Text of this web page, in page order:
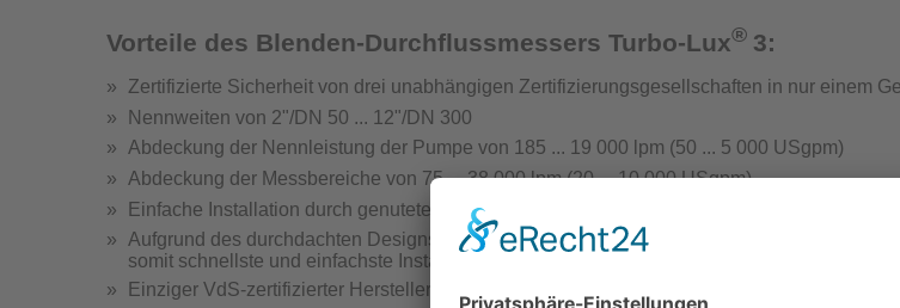
Hydrantenprüfgerät Löschwasserversorgung
Hydrantenprüfgerät Wassernetzanalysen
Hydrantenprüfgeräte für die
Vorteile des Blenden-Durchflussmessers Turbo-Lux® 3:
Zertifizierte Sicherheit von drei unabhängigen Zertifizierungsgesellschaften in nur einem
Nennweiten von 2"/DN 50 ... 12"/DN 300
Abdeckung der Nennleistung der Pumpe von 185 ... 19 000 lpm (50 ... 5 000 USgpm)
Abdeckung der Messbereiche von 75 ... 38 000 lpm (20 ... 10 000 USgpm)
Einfache Installation durch genuteten Anschluss an das Rohrleitungsnetz
Aufgrund des durchdachten Designs ist nach dem Anschluss an das Rohrleitungsnetz
somit schnellste und einfachste Installation
Einziger VdS-zertifizierter Hersteller mit Nutanschluss